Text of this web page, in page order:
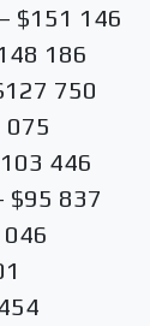
$151 146
186
750
075
446
837